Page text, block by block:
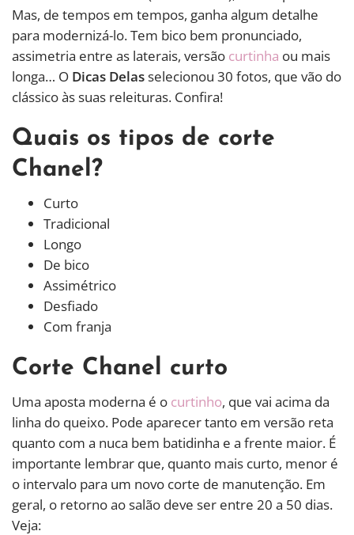
Mas, de tempos em tempos, ganha algum detalhe
para modernizá-lo. Tem bico bem pronunciado,
assimetria entre as laterais, versão curtinha ou mais
longa… O Dicas Delasselecionou 30 fotos, que vão do
clássico às suas releituras. Confira!
Quais os tipos de corte
Chanel?
Curto
Tradicional
Longo
De bico
Assimétrico
Desfiado
Com franja
Corte Chanel curto
Uma aposta moderna é o curtinho, que vai acima da
linha do queixo. Pode aparecer tanto em versão reta
quanto com a nuca bem batidinha e a frente maior. É
importante lembrar que, quanto mais curto, menor é
o intervalo para um novo corte de manutenção. Em
geral, o retorno ao salão deve ser entre 20 a 50 dias.
Veja: